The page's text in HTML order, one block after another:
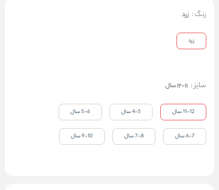
رنگ: زرد
زرد
سایز: 11-12 سال
11-12 سال 4-5 سال 5-6 سال
6-7 سال 7-8 سال 9-10 سال